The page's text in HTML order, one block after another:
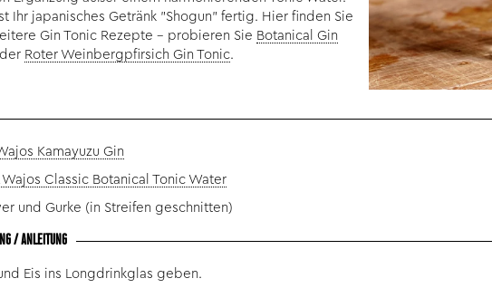
Ihr japanisches Getränk "Shogun" fertig. Hier finden Sie
Gin Tonic Rezepte - probieren Sie Botanical Gin
Roter Weinbergpfirsich Gin Tonic.
Kamayuzu Gin
Wajos Classic Botanical Tonic Water
und Gurke (in Streifen geschnitten)
/ ANLEITUNG
Eis ins Longdrinkglas geben.